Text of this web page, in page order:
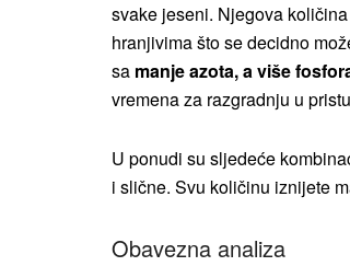
svake jeseni. Njegova
hranjivima što se decidno
sa manje azota, a više
vremena za razgradnju u
U ponudi su sljedeće
i slične. Svu količinu iznijete
Obavezna analiza